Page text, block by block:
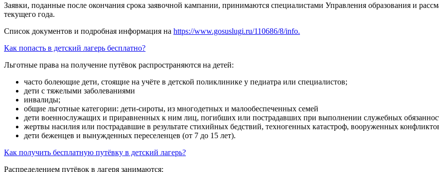
Заявки, поданные после окончания срока заявочной кампании, принимаются специалистами Управления образования и
текущего года.
Список документов и подробная информация на https://www.gosuslugi.ru/110686/8/info.
Как попасть в детский лагерь бесплатно?
Льготные права на получение путёвок распространяются на детей:
часто болеющие дети, стоящие на учёте в детской поликлинике у педиатра или специалистов;
дети с тяжелыми заболеваниями
инвалиды;
общие льготные категории: дети-сироты, из многодетных и малообеспеченных семей
дети военнослужащих и приравненных к ним лиц, погибших или пострадавших при выполнении служебных
жертвы насилия или пострадавшие в результате стихийных бедствий, техногенных катастроф, вооруженных
дети беженцев и вынужденных переселенцев (от 7 до 15 лет).
Как получить бесплатную путёвку в детский лагерь?
Распределением путёвок в лагеря занимаются: